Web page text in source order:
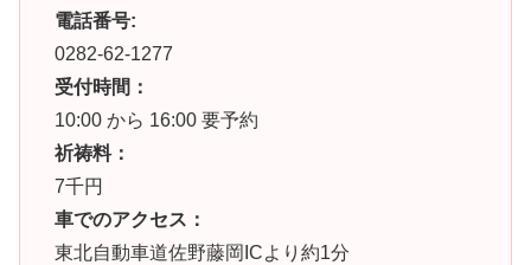
電話番号:
0282-62-1277
受付時間：
10:00 から 16:00 要予約
祈祷料：
7千円
車でのアクセス：
東北自動車道佐野藤岡ICより約1分